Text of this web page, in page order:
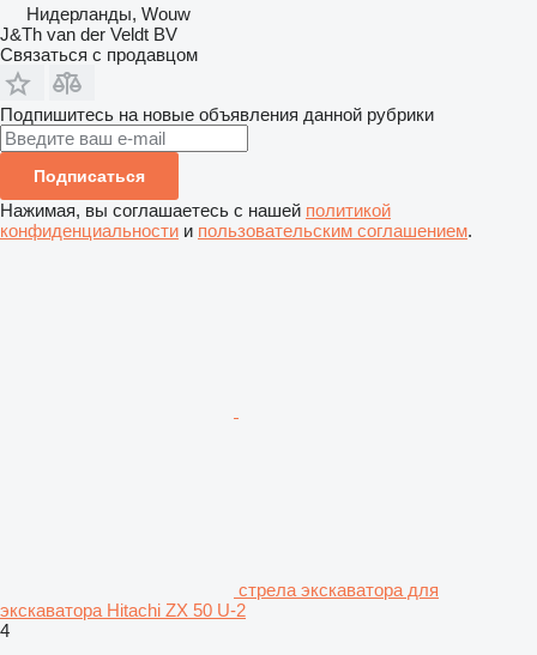
Нидерланды, Wouw
J&Th van der Veldt BV
Связаться с продавцом
Подпишитесь на новые объявления данной рубрики
Подписаться
Нажимая, вы соглашаетесь с нашей политикой
конфиденциальности и пользовательским соглашением.
стрела экскаватора для
экскаватора Hitachi ZX 50 U-2
4